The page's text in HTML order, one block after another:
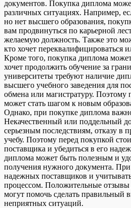
документов. Покупка диплома
различных ситуациях. Например,
но нет высшего образования,
вам продвинуться по карьерной
желаемую должность. Также это
кто хочет переквалифицироваться
Кроме того, покупка диплома
хочет продолжить обучение за
университеты требуют наличие
высшего учебного заведения для
обмена или магистратуру. Поэтому
может стать шагом к новым
Однако, при покупке диплома
Некачественный или поддельный
серьезным последствиям, отказу в
учебу. Поэтому перед покупкой
поставщика и убедиться в его
диплома может быть полезным и
получения нужного документа.
надежных поставщиков и
процессом. Положительные отзывы
могут помочь сделать правильный
неприятных ситуаций.